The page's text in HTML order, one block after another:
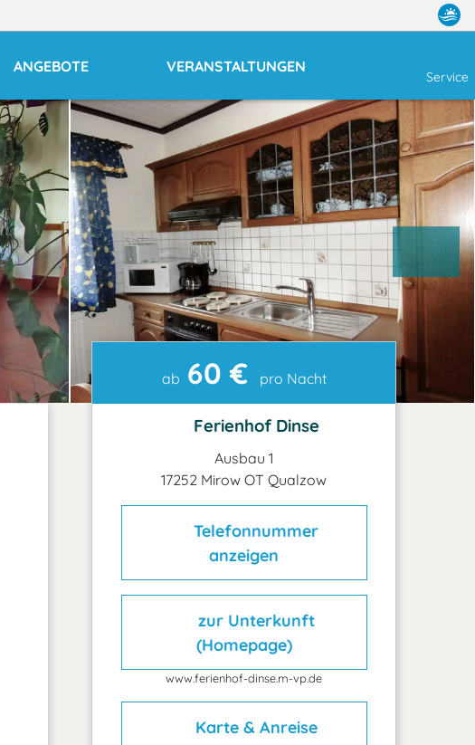
ANGEBOTE VERANSTALTUNGEN
Service
ab 60 € pro Nacht
Ferienhof Dinse
Ausbau 1
17252 Mirow OT Qualzow
Telefonnummer
anzeigen
zur Unterkunft
(Homepage)
www.ferienhof-dinse.m-vp.de
Karte & Anreise